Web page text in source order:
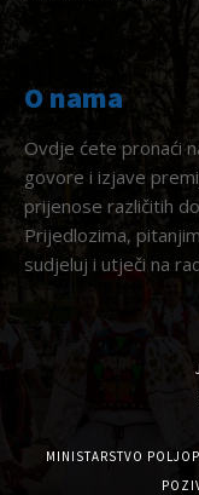
O nama
Ovdje ćete pronaći
govore i izjave
prijenose različitih
Prijedlozima,
sudjeluj i utječi na
MINISTARSTVO